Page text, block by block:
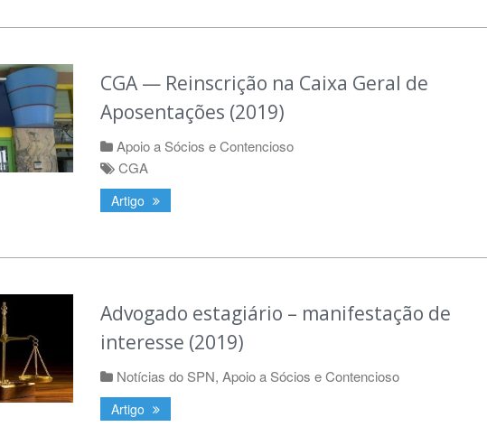
CGA — Reinscrição na Caixa Geral de
Aposentações (2019)
Apoio a Sócios e Contencioso
CGA
Artigo
Advogado estagiário – manifestação de
interesse (2019)
Notícias do SPN, Apoio a Sócios e Contencioso
Artigo